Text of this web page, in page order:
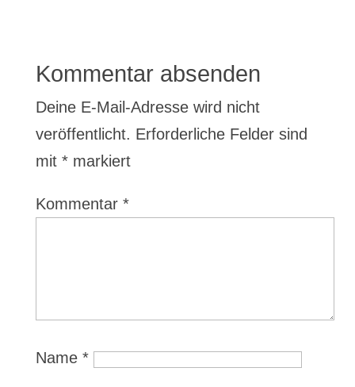
Kommentar absenden
Deine E-Mail-Adresse wird nicht
veröffentlicht. Erforderliche Felder sind
mit *markiert
Kommentar *
Name *